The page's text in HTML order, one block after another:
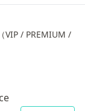
VIP / PREMIUM /